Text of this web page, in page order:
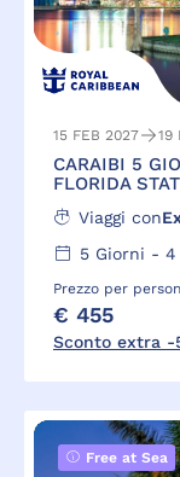
15 FEB 2027 19
CARAIBI 5
FLORIDA
Viaggi con
5Giorni - 4
Prezzo per
€ 455
Sconto extra -
Free at Sea